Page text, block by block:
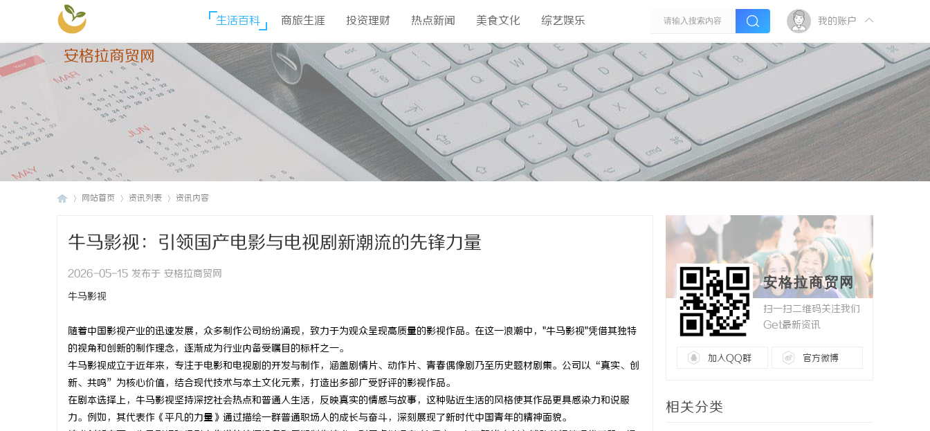
安格拉商贸网
生活百科 商旅生涯 投资理财 热点新闻 美食文化 综艺娱乐 我的账户
网站首页 资讯列表 资讯内容
牛马影视：引领国产电影与电视剧新潮流的先锋力量
2026-05-15 发布于 安格拉商贸网
牛马影视
随着中国影视产业的迅速发展，众多制作公司纷纷涌现，致力于为观众呈现高质量的影视作品。在这一浪潮中，"牛马影视"凭借其独特
的视角和创新的制作理念，逐渐成为行业内备受瞩目的标杆之一。
牛马影视成立于近年来，专注于电影和电视剧的开发与制作，涵盖剧情片、动作片、青春偶像剧乃至历史题材剧集。公司以“真实、创
新、共鸣”为核心价值，结合现代技术与本土文化元素，打造出多部广受好评的影视作品。
在剧本选择上，牛马影视坚持深挖社会热点和普通人生活，反映真实的情感与故事，这种贴近生活的风格使其作品更具感染力和说服
力。例如，其代表作《平凡的力量》通过描绘一群普通职场人的成长与奋斗，深刻展现了新时代中国青年的精神面貌。
安格拉商贸网
扫一扫二维码关注我们
Get最新资讯
加入QQ群 官方微博
相关分类